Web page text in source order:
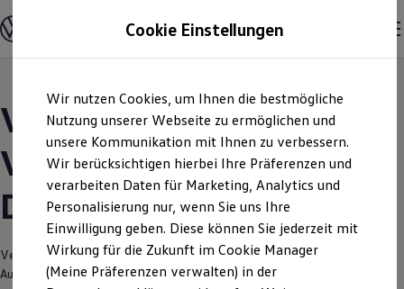
Hauptinhalt
springen
Footer
springen
Modelle und Konfigurator
Konfigurator
Modelle vergleichen
Elektroautos
ENERGY Sondermodelle
Nutzfahrzeuge
SUV und CUV
Familienautos
Kombis
Kompaktwagen
Sportwagen
Schnell verfügbare Fahrzeuge
Angebote und Produkte
Aktuelle Angebote
E-Auto-Förderung
Volkswagen Modelle |
Volkswagen Zentrum
Düsseldorf
Verantwortlich für die Inhalte auf dieser Seite ist die Gottfried Schultz
Automobilhandels SE(Impressum & Rechtliches )
Cookie Einstellungen
Wir nutzen Cookies, um Ihnen die bestmögliche
Nutzung unserer Webseite zu ermöglichen und
unsere Kommunikation mit Ihnen zu verbessern.
Wir berücksichtigen hierbei Ihre Präferenzen und
verarbeiten Daten für Marketing, Analytics und
Personalisierung nur, wenn Sie uns Ihre
Einwilligung geben. Diese können Sie jederzeit mit
Wirkung für die Zukunft im Cookie Manager
(Meine Präferenzen verwalten) in der